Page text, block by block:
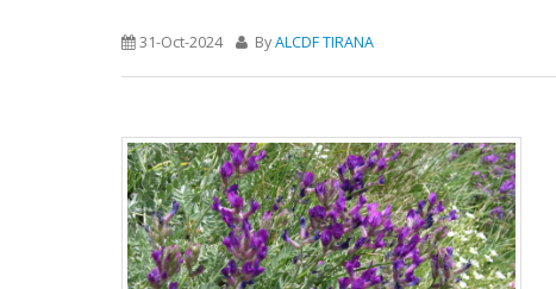
31-Oct-2024 ByALCDF TIRANA